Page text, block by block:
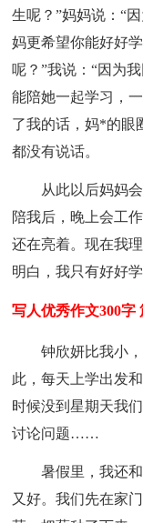
生呢？”妈妈说：“
妈更希望你能好好
呢？”我说：“因为
能陪她一起学习，
了我的话，妈*的眼
都没有说话。
从此以后妈妈
陪我后，晚上会工
还在亮着。现在我
明白，我只有好好
写人优秀作文300字
钟欣妍比我小
此，每天上学出发
时候没到星期天我
讨论问题……
暑假里，我还
又好。我们先在家